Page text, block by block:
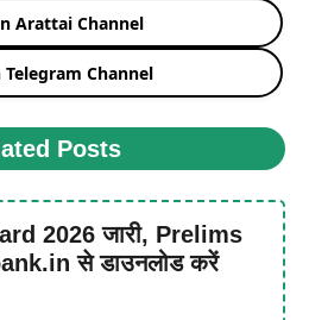
Arattai Channel
Telegram Channel
Posts
2026 जारी, Prelims
से डाउनलोड करें